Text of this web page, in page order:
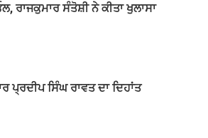
ਰਾਜਕੁਮਾਰ ਸੰਤੋਸ਼ੀ ਨੇ ਕੀਤਾ ਖੁਲਾਸਾ
ਪ੍ਰਦੀਪ ਸਿੰਘ ਰਾਵਤ ਦਾ ਦਿਹਾਂਤ